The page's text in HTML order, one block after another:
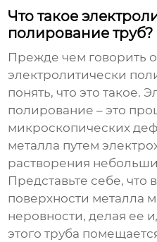
Что такое
полирование труб?
Прежде чем говорить о
электролитически
понять, что это такое.
полирование – это
микроскопических
металла путем
растворения
Представьте себе, что
поверхности металла
неровности, делая ее
этого труба